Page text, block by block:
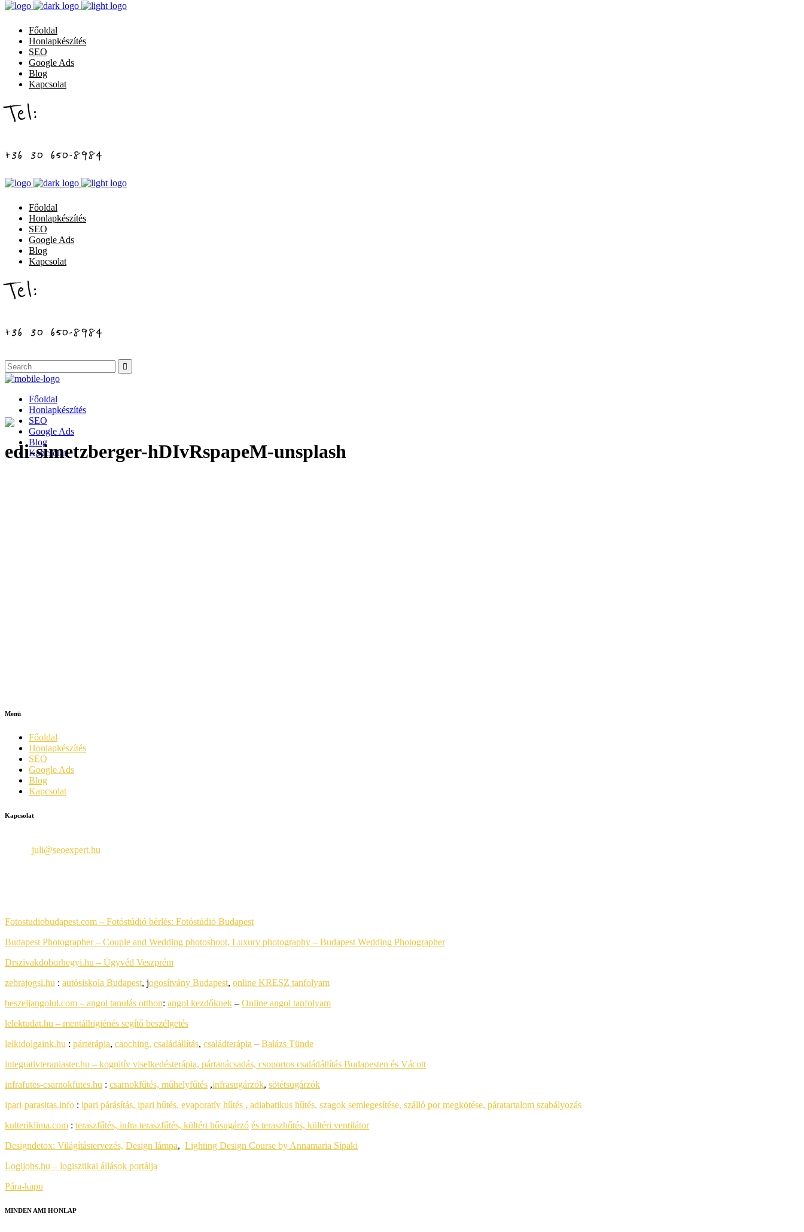
Főoldal
Honlapkészítés
SEO
Google Ads
Blog
Kapcsolat
Tel:
+36 30 650-8984
Főoldal
Honlapkészítés
SEO
Google Ads
Blog
Kapcsolat
Tel:
+36 30 650-8984
Főoldal
Honlapkészítés
SEO
Google Ads
Blog
Kapcsolat
edi-simetzberger-hDIvRspapeM-unsplash
Menü
Főoldal
Honlapkészítés
SEO
Google Ads
Blog
Kapcsolat
Kapcsolat
juli@seoexpert.hu
Fotostudiobudapest.com – Fotóstúdió bérlés: Fotóstúdió Budapest
Budapest Photographer – Couple and Wedding photoshoot, Luxury photography – Budapest Wedding Photographer
Drszivakdoborhegyi.hu – Ügyvéd Veszprém
zebrajogsi.hu : autósiskola Budapest, jogosítvány Budapest, online KRESZ tanfolyam
beszeljangolul.com – angol tanulás otthon: angol kezdőknek – Online angol tanfolyam
lelektudat.hu – mentálhigiénés segítő beszélgetés
lelkidolgaink.hu : párterápia, caoching, családállítás, családterápia – Balázs Tünde
integrativterapiaster.hu – kognitív viselkedésterápia, pártanácsadás, csoportos családállítás Budapesten és Vácott
infrafutes-csarnokfutes.hu : csarnokfűtés, műhelyfűtés ,infrasugárzók, sötétsugárzók
ipari-parasitas.info : ipari párásítás, ipari hűtés, evaporatív hűtés , adiabatikus hűtés, szagok semlegesítése, szálló por megkötése, páratartalom szabályozás
kulteriklima.com : teraszfűtés, infra teraszfűtés, kültéri hősugárzó és teraszhűtés, kültéri ventilátor
Designdetox: Világítástervezés, Design lámpa, Lighting Design Course by Annamaria Sipaki
Logijobs.hu – logisztikai állások portálja
Pára-kapu
MINDEN AMI HONLAP